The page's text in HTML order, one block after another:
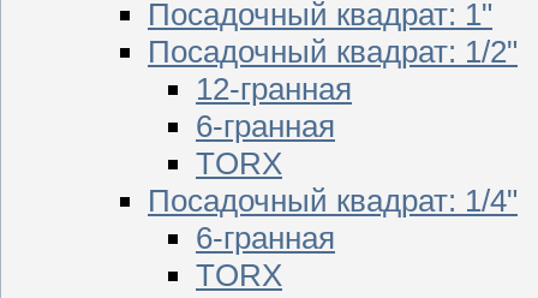
Посадочный квадрат: 1"
Посадочный квадрат: 1/2"
12-гранная
6-гранная
TORX
Посадочный квадрат: 1/4"
6-гранная
TORX